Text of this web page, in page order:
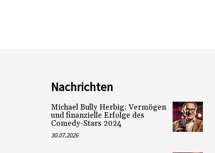
Nachrichten
Michael Bully Herbig: Vermögen
und finanzielle Erfolge des
Comedy-Stars 2024
30.07.2026